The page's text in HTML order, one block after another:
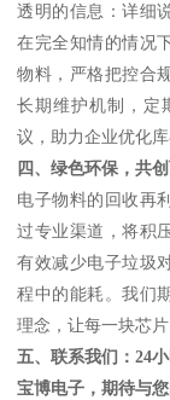
透明的信息：详细
在完全知情的情况
物料，严格把控合
长期维护机制，定
议，助力企业优化库
四、绿色环保，共
电子物料的回收再
过专业渠道，将积
有效减少电子垃圾
程中的能耗。我们
理念，让每一块芯
五、联系我们：24
宝博电子，期待与